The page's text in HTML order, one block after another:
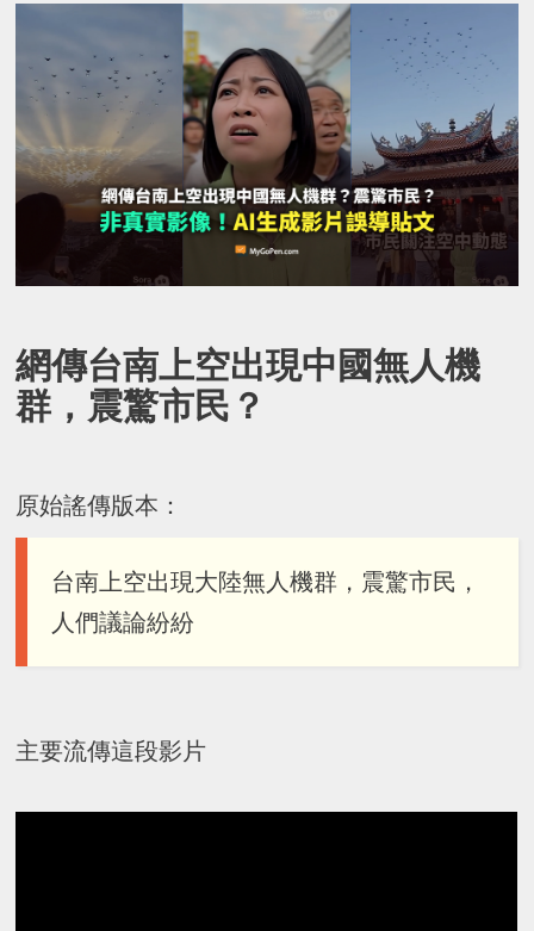
網傳台南上空出現中國無人機
群，震驚市民？
原始謠傳版本：
台南上空出現大陸無人機群，震驚市民，
人們議論紛紛
主要流傳這段影片